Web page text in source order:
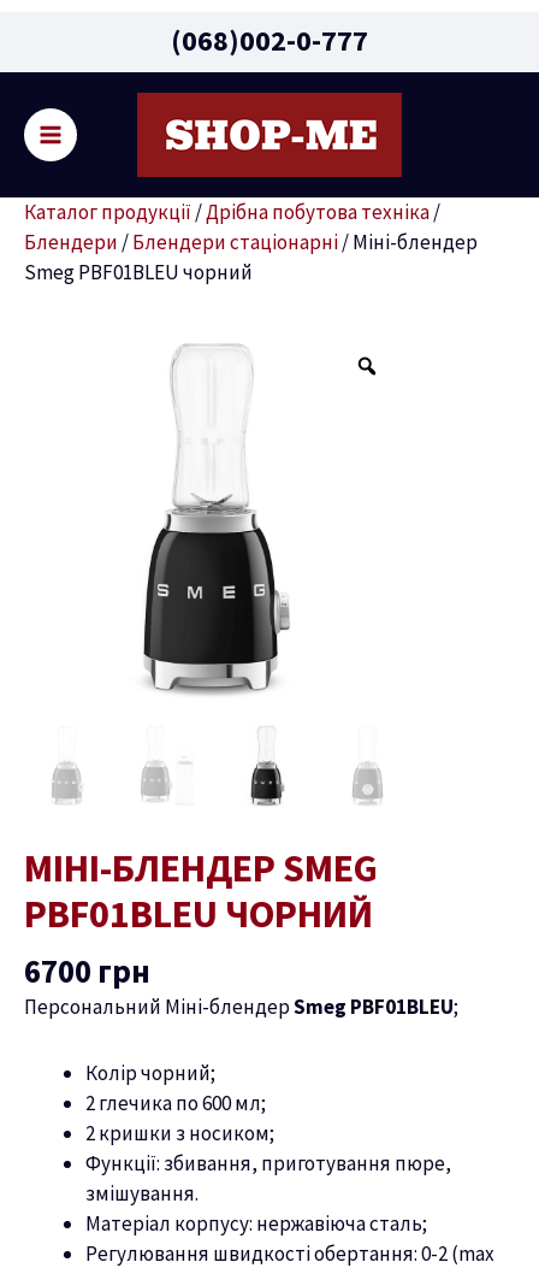
(068)002-0-777
Menu
Каталог продукції /Дрібна побутова техніка/
Блендери /Блендери стаціонарні/Міні-блендер
Smeg PBF01BLEU чорний
МІНІ-БЛЕНДЕР SMEG
PBF01BLEU ЧОРНИЙ
6700 грн
Персональний Міні-блендерSmeg PBF01BLEU;
Колір чорний;
2 глечика по 600 мл;
2 кришки з носиком;
Функції: збивання, приготування пюре,
змішування.
Матеріал корпусу: нержавіюча сталь;
Регулювання швидкості обертання: 0-2 (max